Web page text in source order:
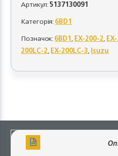
Артикул:5137130091
Категорія:6BD1
Позначок:6BD1,EX-200-2,
200LC-2,EX-200LC-3,Isuzu